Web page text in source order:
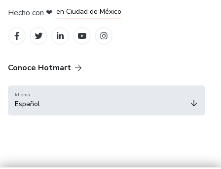
Hecho con ❤ en Ciudad de México
Conoce Hotmart
Idioma
Español